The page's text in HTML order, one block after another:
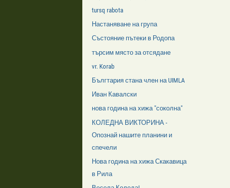
tursq rabota
Настаняване на група
Състояние пътеки в Родопа
търсим място за отсядане
vr. Korab
Бългтария стана член на UIMLA
Иван Кавалски
нова година на хижа "соколна"
КОЛЕДНА ВИКТОРИНА -
Опознай нашите планини и
спечели
Нова година на хижа Скакавица
в Рила